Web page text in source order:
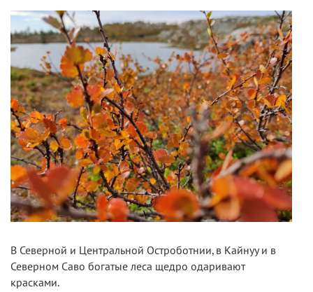
В Северной и Центральной Остроботнии, в Кайнуу и в
Северном Саво богатые леса щедро одаривают
красками.